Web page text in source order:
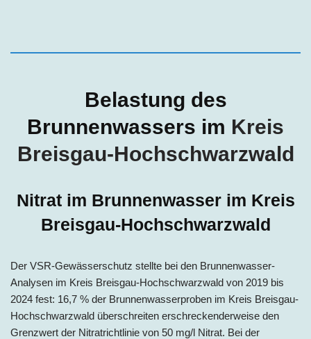
Belastung des
Brunnenwassers im Kreis
Breisgau-Hochschwarzwald
Nitrat im Brunnenwasser im Kreis
Breisgau-Hochschwarzwald
Der VSR-Gewässerschutz stellte bei den Brunnenwasser-
Analysen im Kreis Breisgau-Hochschwarzwald von 2019 bis
2024 fest: 16,7 % der Brunnenwasserproben im Kreis Breisgau-
Hochschwarzwald überschreiten erschreckenderweise den
Grenzwert der Nitratrichtlinie von 50 mg/l Nitrat. Bei der